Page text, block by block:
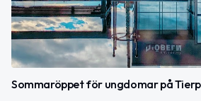
Sommaröppet för ungdomar på